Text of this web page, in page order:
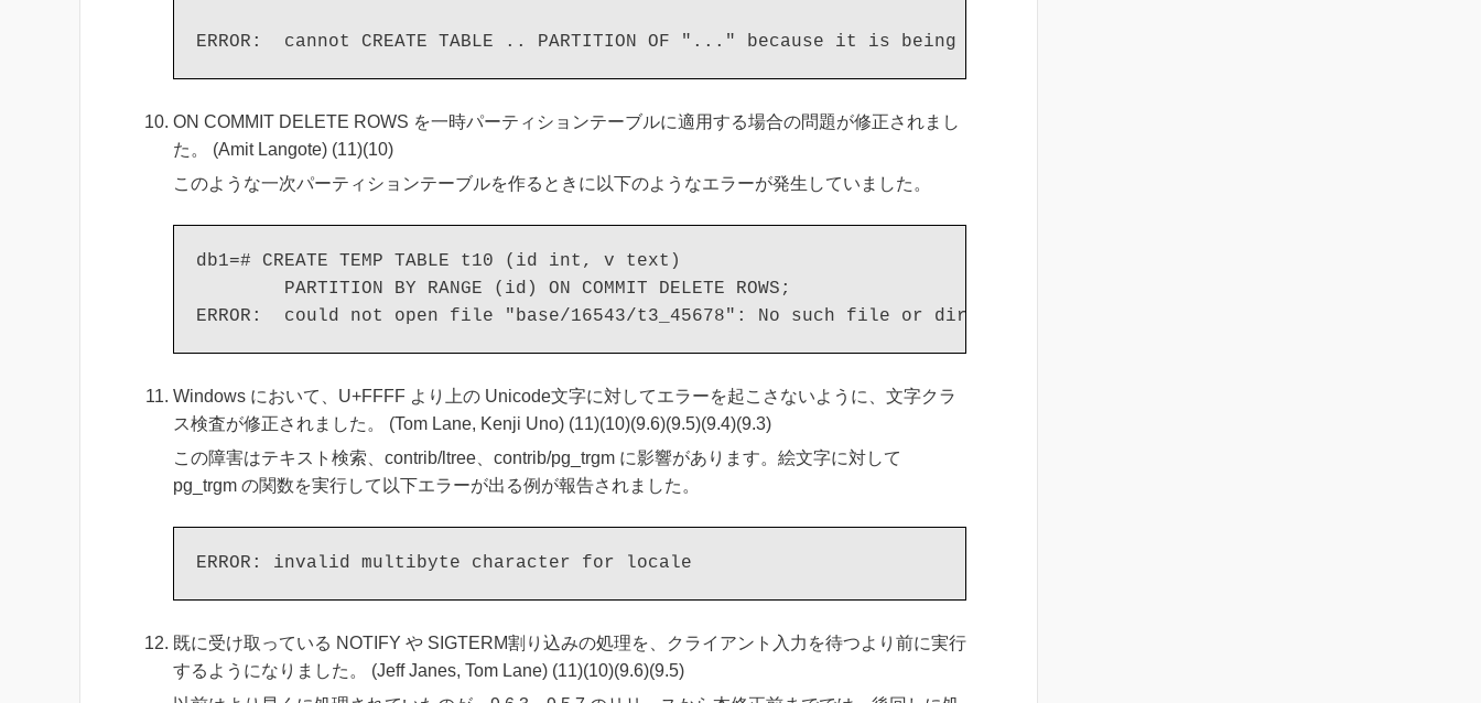
ON COMMIT DELETE ROWS を一時パーティションテーブルに適用する場合の問題が修正されまし
た。 (Amit Langote) (11)(10)
このような一次パーティションテーブルを作るときに以下のようなエラーが発生していました。
db1=# CREATE TEMP TABLE t10 (id int, v text)
        PARTITION BY RANGE (id) ON COMMIT DELETE ROWS;
Windows において、U+FFFF より上の Unicode文字に対してエラーを起こさないように、文字クラ
ス検査が修正されました。 (Tom Lane, Kenji Uno) (11)(10)(9.6)(9.5)(9.4)(9.3)
この障害はテキスト検索、contrib/ltree、contrib/pg_trgm に影響があります。絵文字に対して
pg_trgm の関数を実行して以下エラーが出る例が報告されました。
既に受け取っている NOTIFY や SIGTERM割り込みの処理を、クライアント入力を待つより前に実行
するようになりました。 (Jeff Janes, Tom Lane) (11)(10)(9.6)(9.5)